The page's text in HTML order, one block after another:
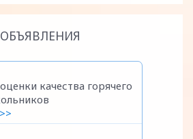
ОБЪЯВЛЕНИЯ